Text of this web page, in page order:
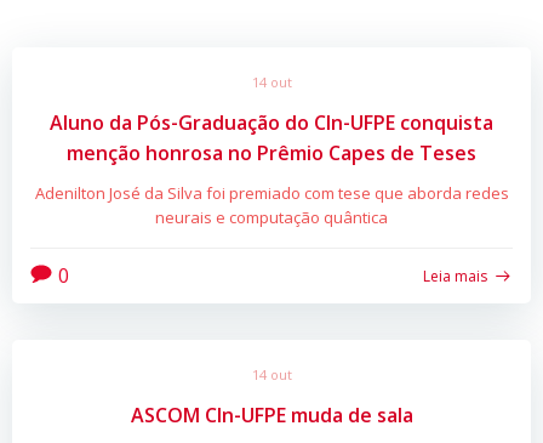
14 out
Aluno da Pós-Graduação do CIn-UFPE conquista
menção honrosa no Prêmio Capes de Teses
Adenilton José da Silva foi premiado com tese que aborda redes
neurais e computação quântica
0 Leia mais
14 out
ASCOM CIn-UFPE muda de sala